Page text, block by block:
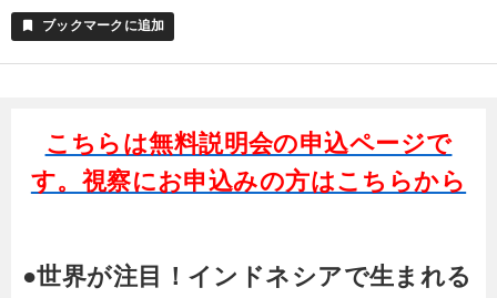
bookmark ブックマークに追加
こちらは無料説明会の申込ページで
す。視察にお申込みの方はこちらから
●世界が注目！インドネシアで生まれる